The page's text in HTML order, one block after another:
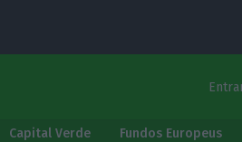
Capital Verde Fundos Europeus